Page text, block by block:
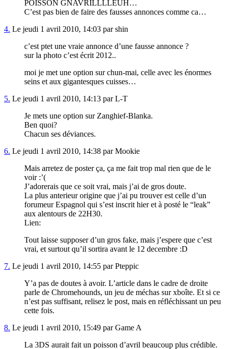
POISSON GNAVRILLLLEUH…
C’est pas bien de faire des fausses annonces comme ca…
4. Le jeudi 1 avril 2010, 14:03 par shin
c’est ptet une vraie annonce d’une fausse annonce ?
sur la photo c’est écrit 2012..
moi je met une option sur chun-mai, celle avec les énormes
seins et aux gigantesques cuisses…
5. Le jeudi 1 avril 2010, 14:13 par L-T
Je mets une option sur Zanghief-Blanka.
Ben quoi?
Chacun ses déviances.
6. Le jeudi 1 avril 2010, 14:38 par Mookie
Mais arretez de poster ça, ça me fait trop mal rien que de le
voir :’(
J’adorerais que ce soit vrai, mais j’ai de gros doute.
La plus anterieur origine que j’ai pu trouver est celle d’un
forumeur Espagnol qui s’est inscrit hier et à posté le “leak”
aux alentours de 22H30.
Lien:
Tout laisse supposer d’un gros fake, mais j’espere que c’est
vrai, et surtout qu’il sortira avant le 12 decembre :D
7. Le jeudi 1 avril 2010, 14:55 par Pteppic
Y’a pas de doutes à avoir. L’article dans le cadre de droite
parle de Chromehounds, un jeu de méchas sur xboîte. Et si ce
n’est pas suffisant, relisez le post, mais en réfléchissant un peu
cette fois.
8. Le jeudi 1 avril 2010, 15:49 par Game A
La 3DS aurait fait un poisson d’avril beaucoup plus crédible.